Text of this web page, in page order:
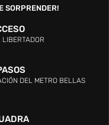
SORPRENDER!
LIBERTADOR
DEL METRO BELLAS